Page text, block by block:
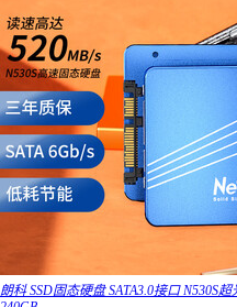
朗科 SSD固态硬盘 SATA3.0接口 N530S